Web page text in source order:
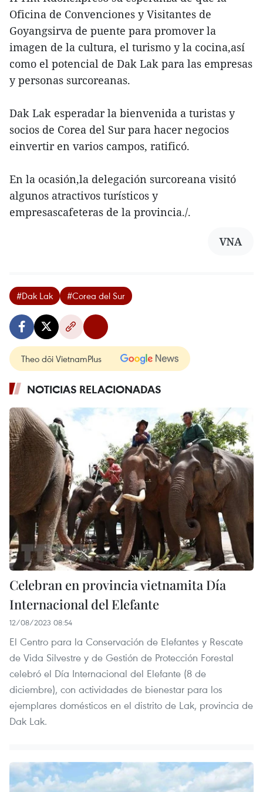
Oficina de Convenciones y Visitantes de
Goyangsirva de puente para promover la
imagen de la cultura, el turismo y la cocina,así
como el potencial de Dak Lak para las empresas
y personas surcoreanas.
Dak Lak esperadar la bienvenida a turistas y
socios de Corea del Sur para hacer negocios
einvertir en varios campos, ratificó.
En la ocasión,la delegación surcoreana visitó
algunos atractivos turísticos y
empresascafeteras de la provincia./.
VNA
#Dak Lak #Corea del Sur
Theo dõi VietnamPlus
NOTICIAS RELACIONADAS
Celebran en provincia vietnamita Día
Internacional del Elefante
12/08/2023 08:54
El Centro para la Conservación de Elefantes y Rescate
de Vida Silvestre y de Gestión de Protección Forestal
celebró el Día Internacional del Elefante (8 de
diciembre), con actividades de bienestar para los
ejemplares domésticos en el distrito de Lak, provincia de
Dak Lak.